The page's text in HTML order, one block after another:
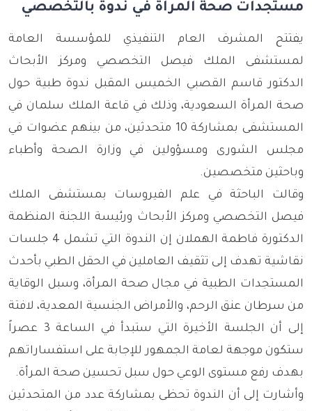
مستجدات صحة المرأة في ندوة بالتخصصي
يفتتح المشرف العام التنفيذي للمؤسسة العامة
لمستشفى الملك فيصل التخصصي ومركز الأبحاث
الدكتور قاسم القصبي الخميس المقبل ندوة طبية حول
صحة المرأة السعودية، وذلك في قاعة الملك سلمان في
المستشفى بمشاركة 10 متحدثين، من بينهم عضوات في
مجلس الشورى ومسؤولين في وزارة الصحة وأطباء
وباحثين متخصصين.
وقالت الباحثة في علم الفيروسات بمستشفى الملك
فيصل التخصصي ومركز الأبحاث ورئيسة اللجنة المنظمة
الدكتورة فاطمة الهملان إن الندوة التي تشمل 4 جلسات
نقاشية تهدف إلى تثقيف العاملين في الحقل الطبي بأحدث
المستجدات الطبية في مجال صحة المرأة، وسبل الوقاية
من سرطان عنق الرحم، والأمراض الجنسية المعدية، لافتة
إلى أن الجلسة الأخيرة التي ستبدأ في الساعة 3 عصراً
ستكون موجهة لعامة الجمهور للإجابة على استفساراتهم
بهدف رفع مستوى الوعي حول سبل تحسين صحة المرأة.
وأشارت إلى أن الندوة تحظى بمشاركة عدد من المتحدثين